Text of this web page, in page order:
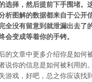
选择，然后提前下手围堵。
析图解的数据都来自于公开
全没有留意到就泄漏出去了
会变成等着你的手铐。
的文章中更多介绍你是如何
说你的信息是如何被利用的
游戏，好吧，总之你应该找